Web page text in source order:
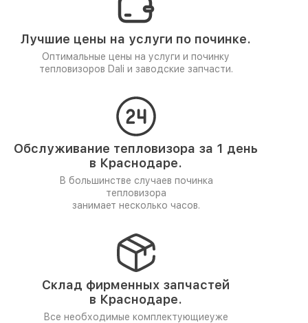
Лучшие цены на услуги по починке.
Оптимальные цены на услуги и починку
тепловизоров Dali и заводские запчасти.
Обслуживание тепловизора за 1 день
в Краснодаре.
В большинстве случаев починка
тепловизора
занимает несколько часов.
Склад фирменных запчастей
в Краснодаре.
Все необходимые комплектующиеуже